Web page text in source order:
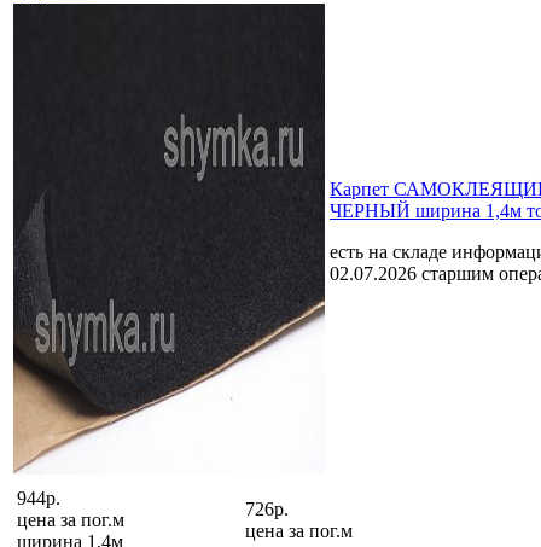
Карпет
ЧЕРНЫЙ ширина 1,4м
есть на складе
02.07.2026 старшим
944р.
цена за пог.м
ширина 1,4м
726р.
цена за пог.м